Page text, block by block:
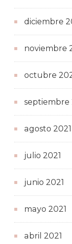
diciembre
noviembre
octubre
septiembre
agosto 2021
julio 2021
junio 2021
mayo 2021
abril 2021